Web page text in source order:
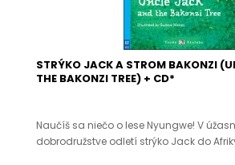
STRÝKO JACK A STROM BAKONZI
THE BAKONZI TREE) + CD*
Naučíš sa niečo o lese Nyungwe! V
dobrodružstve odletí strýko Jack do